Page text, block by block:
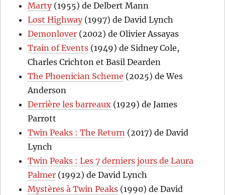
Marty(1955) de Delbert Mann
Lost Highway(1997) de David Lynch
Demonlover (2002) de Olivier Assayas
Train of Events (1949) de Sidney Cole,
Charles Crichton et Basil Dearden
The Phoenician Scheme (2025) de Wes
Anderson
Derrière les barreaux (1929) de James
Parrott
Twin Peaks : The Return (2017) de David
Lynch
Twin Peaks : Les 7 derniers jours de Laura
Palmer (1992) de David Lynch
Mystères à Twin Peaks (1990) de David